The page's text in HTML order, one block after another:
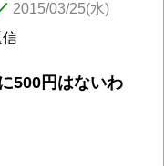
2015/03/25(水)
500円はないわ